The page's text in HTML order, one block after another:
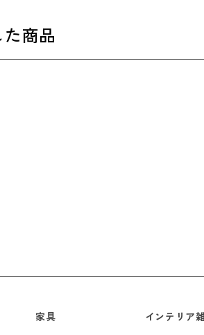
商品
家具
インテリア